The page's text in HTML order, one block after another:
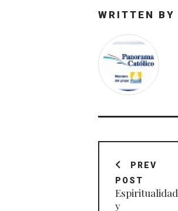
WRITTEN BY
de
entradas
PREV
POST
Espiritualidad
y